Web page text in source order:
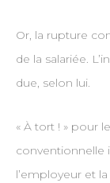
Or, la rupture
de la salariée.
due, selon lui.
« À tort ! » pour
conventionnelle
l’employeur et